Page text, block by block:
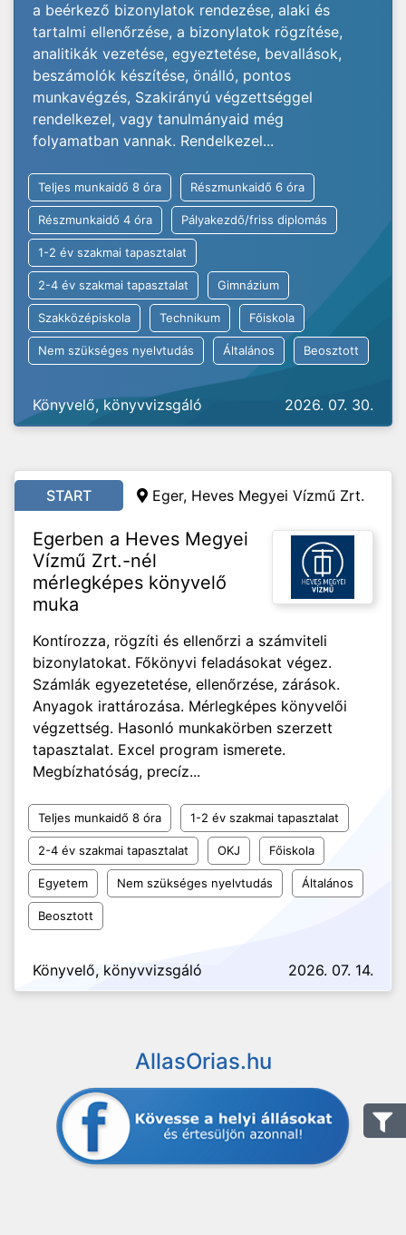
a beérkező bizonylatok rendezése, alaki és
tartalmi ellenőrzése, a bizonylatok rögzítése,
analitikák vezetése, egyeztetése, bevallások,
beszámolók készítése, önálló, pontos
munkavégzés, Szakirányú végzettséggel
rendelkezel, vagy tanulmányaid még
folyamatban vannak. Rendelkezel...
Teljes munkaidő 8 óra Részmunkaidő 6 óra
Részmunkaidő 4 óra Pályakezdő/friss diplomás
1-2 év szakmai tapasztalat
2-4 év szakmai tapasztalat Gimnázium
Szakközépiskola Technikum Főiskola
Nem szükséges nyelvtudás Általános Beosztott
Könyvelő, könyvvizsgáló 2026. 07. 30.
START Eger, Heves Megyei Vízmű Zrt.
Egerben a Heves Megyei
Vízmű Zrt.-nél
mérlegképes könyvelő
muka
Kontírozza, rögzíti és ellenőrzi a számviteli
bizonylatokat. Főkönyvi feladásokat végez.
Számlák egyezetetése, ellenőrzése, zárások.
Anyagok irattározása. Mérlegképes könyvelői
végzettség. Hasonló munkakörben szerzett
tapasztalat. Excel program ismerete.
Megbízhatóság, precíz...
Teljes munkaidő 8 óra 1-2 év szakmai tapasztalat
2-4 év szakmai tapasztalat OKJ Főiskola
Egyetem Nem szükséges nyelvtudás Általános
Beosztott
Könyvelő, könyvvizsgáló 2026. 07. 14.
AllasOrias.hu